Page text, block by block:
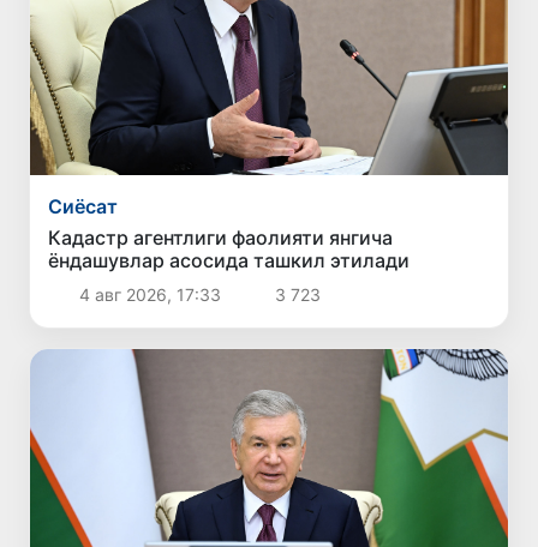
Сиёсат
Кадастр агентлиги фаолияти янгича
ёндашувлар асосида ташкил этилади
4 авг 2026, 17:33 3 723